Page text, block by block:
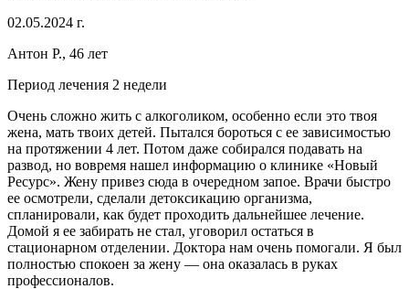
02.05.2024 г.
Антон Р., 46 лет
Период лечения 2 недели
Очень сложно жить с алкоголиком, особенно если это твоя
жена, мать твоих детей. Пытался бороться с ее зависимостью
на протяжении 4 лет. Потом даже собирался подавать на
развод, но вовремя нашел информацию о клинике «Новый
Ресурс». Жену привез сюда в очередном запое. Врачи быстро
ее осмотрели, сделали детоксикацию организма,
спланировали, как будет проходить дальнейшее лечение.
Домой я ее забирать не стал, уговорил остаться в
стационарном отделении. Доктора нам очень помогали. Я был
полностью спокоен за жену — она оказалась в руках
профессионалов.